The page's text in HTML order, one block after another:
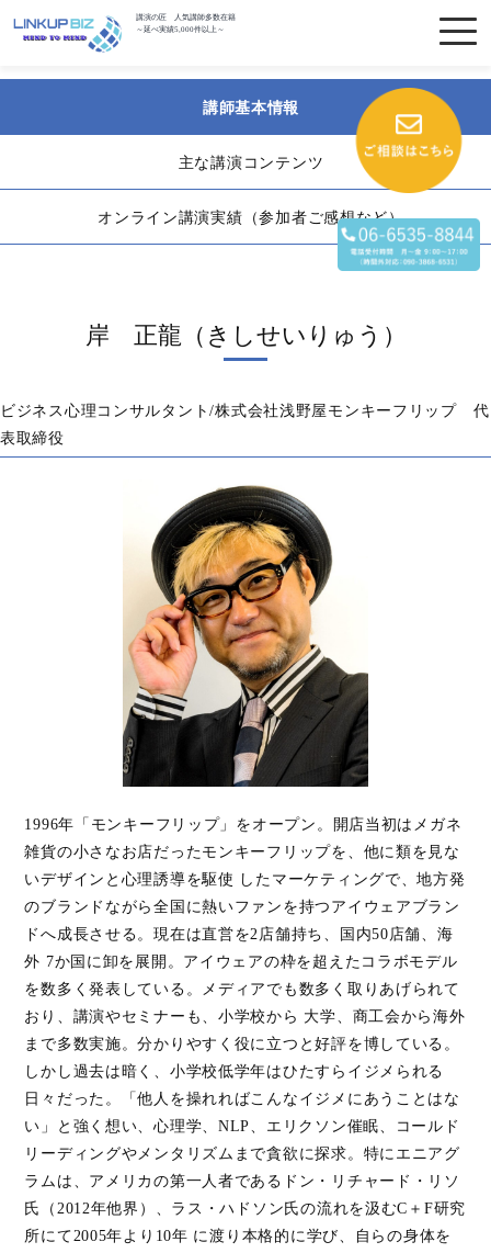
講演の匠 人気講師多数在籍
～延べ実績5,000件以上～
講師基本情報
主な講演コンテンツ
オンライン講演実績（参加者ご感想など）
岸 正龍（きしせいりゅう）
ビジネス心理コンサルタント/株式会社浅野屋モンキーフリップ 代
表取締役
1996年「モンキーフリップ」をオープン。開店当初はメガネ
雑貨の小さなお店だったモンキーフリップを、他に類を見な
いデザインと心理誘導を駆使 したマーケティングで、地方発
のブランドながら全国に熱いファンを持つアイウェアブラン
ドへ成長させる。現在は直営を2店舗持ち、国内50店舗、海
外 7か国に卸を展開。アイウェアの枠を超えたコラボモデル
を数多く発表している。メディアでも数多く取りあげられて
おり、講演やセミナーも、小学校から 大学、商工会から海外
まで多数実施。分かりやすく役に立つと好評を博している。
しかし過去は暗く、小学校低学年はひたすらイジメられる
日々だった。「他人を操れればこんなイジメにあうことはな
い」と強く想い、心理学、NLP、エリクソン催眠、コールド
リーディングやメンタリズムまで貪欲に探求。特にエニアグ
ラムは、アメリカの第一人者であるドン・リチャード・リソ
氏（2012年他界）、ラス・ハドソン氏の流れを汲むC＋F研究
所にて2005年より10年 に渡り本格的に学び、自らの身体を